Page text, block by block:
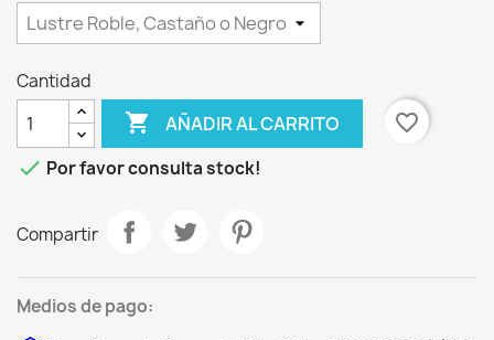
Cantidad
 AÑADIR AL CARRITO
favorite_border
 Por favor consulta stock!
Compartir
Medios de pago: